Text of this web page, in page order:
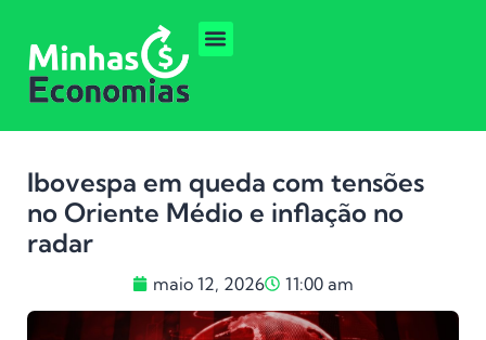
Ibovespa em queda com tensões
no Oriente Médio e inflação no
radar
maio 12, 2026 11:00 am